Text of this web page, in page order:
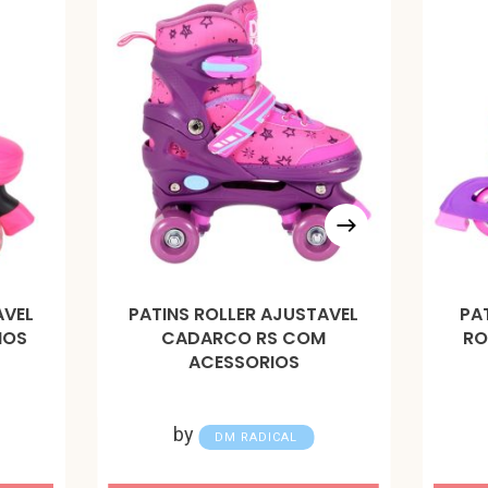
PATINS ROLLER AJUSTAVEL
CADARCO RS COM
ACESSORIOS
by DM RADICAL